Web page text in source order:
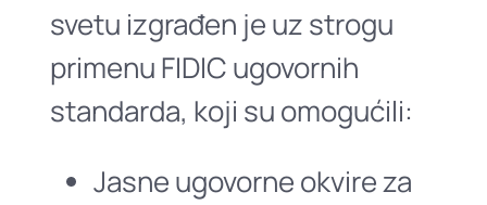
svetu izgrađen je uz strogu
primenu FIDIC ugovornih
standarda, koji su omogućili:
Jasne ugovorne okvire za